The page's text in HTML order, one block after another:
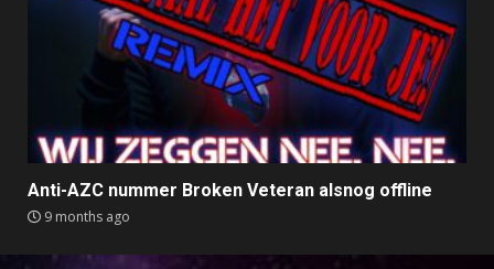
Anti-AZC nummer Broken Veteran alsnog offline
9 months ago